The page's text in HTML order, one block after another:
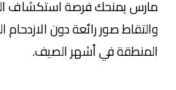
مارس يمنحك فرصة استكشاف
والتقاط صور رائعة دون
المنطقة في أشهر الصيف.